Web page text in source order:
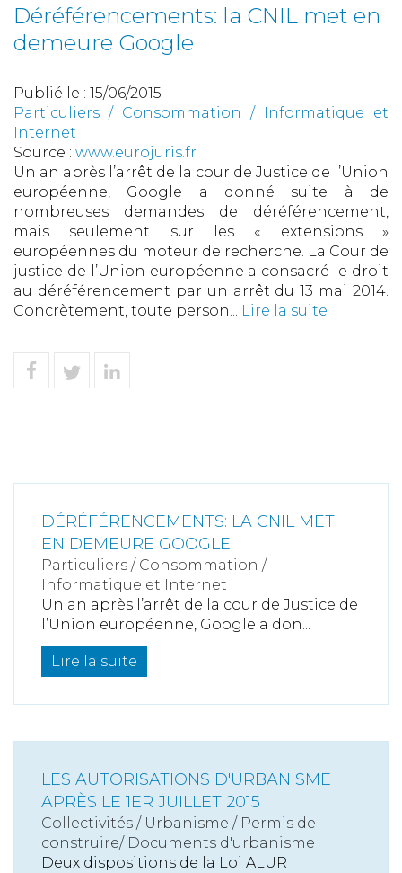
Déréférencements: la CNIL met en
demeure Google
Publié le : 15/06/2015
Particuliers / Consommation /
Informatique et
Internet
Source : www.eurojuris.fr
Un an après l’arrêt de la cour de Justice de l’Union
européenne, Google a donné suite à de
nombreuses demandes de déréférencement,
mais seulement sur les « extensions »
européennes du moteur de recherche. La Cour de
justice de l’Union européenne a consacré le droit
au déréférencement par un arrêt du 13 mai 2014.
Concrètement, toute person... Lire la suite
DÉRÉFÉRENCEMENTS: LA CNIL MET
EN DEMEURE GOOGLE
Particuliers / Consommation /
Informatique et Internet
Un an après l’arrêt de la cour de Justice de
l’Union européenne, Google a don...
Lire la suite
LES AUTORISATIONS D'URBANISME
APRÈS LE 1ER JUILLET 2015
Collectivités / Urbanisme / Permis de
construire/ Documents d'urbanisme
Deux dispositions de la Loi ALUR